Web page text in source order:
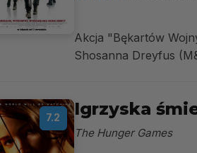
Akcja "Bękartów
Shosanna Dreyfus
7.2 Igrzyska
The Hunger Games